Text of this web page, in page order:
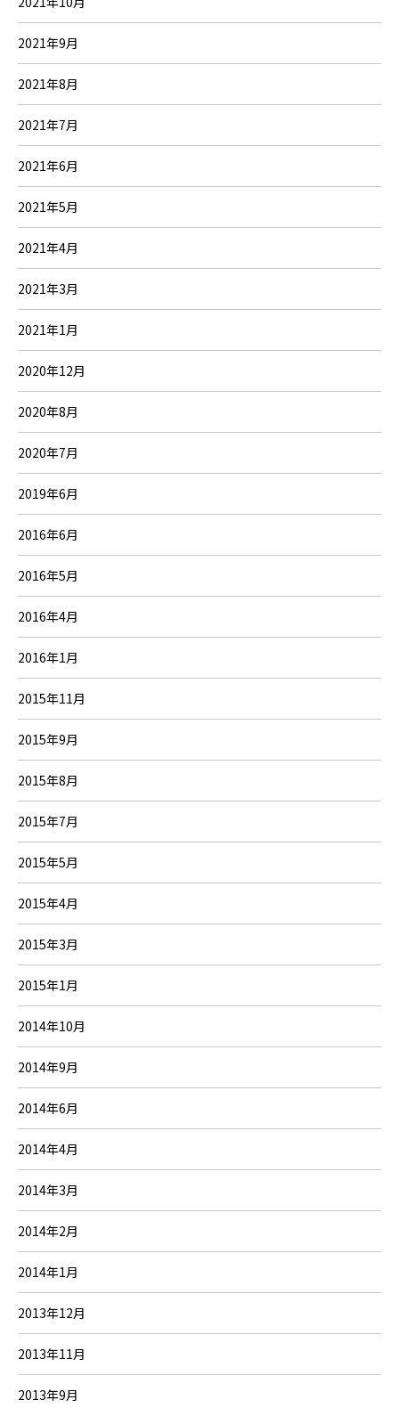
2021年9月
2021年8月
2021年7月
2021年6月
2021年5月
2021年4月
2021年3月
2021年1月
2020年12月
2020年8月
2020年7月
2019年6月
2016年6月
2016年5月
2016年4月
2016年1月
2015年11月
2015年9月
2015年8月
2015年7月
2015年5月
2015年4月
2015年3月
2015年1月
2014年10月
2014年9月
2014年6月
2014年4月
2014年3月
2014年2月
2014年1月
2013年12月
2013年11月
2013年9月